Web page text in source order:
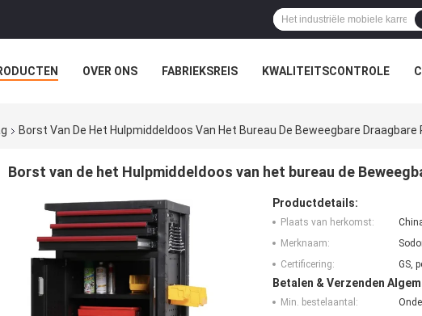
OVER ONS FABRIEKSREIS KWALITEITSCONTROLE
Borst Van De Het Hulpmiddeldoos Van Het Bureau De Beweegbare Draagbare
Borst van de het Hulpmiddeldoos van het bureau de
Productdetails:
Plaats van herkomst:
Merknaam:
Certificering:
GS,
Betalen & Verzenden
Min. bestelaantal: